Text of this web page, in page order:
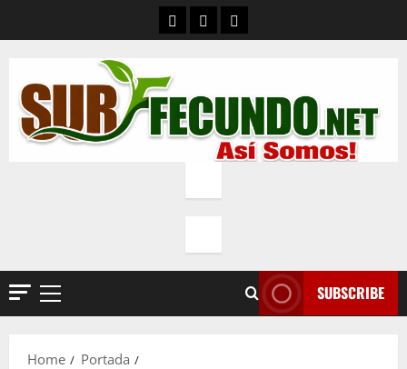
ContactoQuienes Somos
Política de privacidad
Primary
SUBSCRIBE
Home
Portada